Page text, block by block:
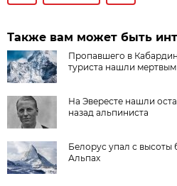
Также вам может быть
Пропавшего в
туриста нашли мертвым
На Эвересте нашли
назад альпиниста
Белорус упал с высоты
Альпах